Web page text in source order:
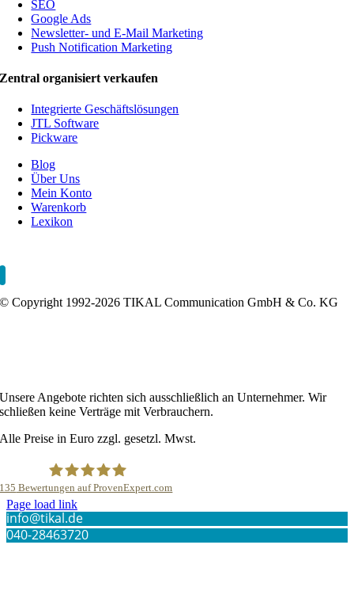
SEO
Google Ads
Newsletter- und E-Mail Marketing
Push Notification Marketing
Zentral organisiert verkaufen
Integrierte Geschäftslösungen
JTL Software
Pickware
Blog
Über Uns
Mein Konto
Warenkorb
Lexikon
© Copyright 1992-2026 TIKAL Communication GmbH & Co. KG
Unsere Angebote richten sich ausschließlich an Unternehmer. Wir
schließen keine Verträge mit Verbrauchern.
Alle Preise in Euro zzgl. gesetzl. Mwst.
TIKAL Communication GmbH &Co.KG
135 Bewertungen auf ProvenExpert.com
Page load link
info@tikal.de
040-28463720